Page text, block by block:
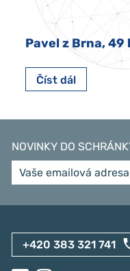
Pavel z Brna, 49
Číst dál
NOVINKY DO
+420 383 321 741